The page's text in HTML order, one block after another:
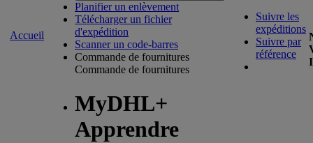
Accueil
Planifier un enlèvement
Télécharger un fichier
d'expédition
Scanner un code-barres
Commande de fournitures
Commande de fournitures
MyDHL+
Apprendre
Suivre les
expéditions
Suivre par
référence